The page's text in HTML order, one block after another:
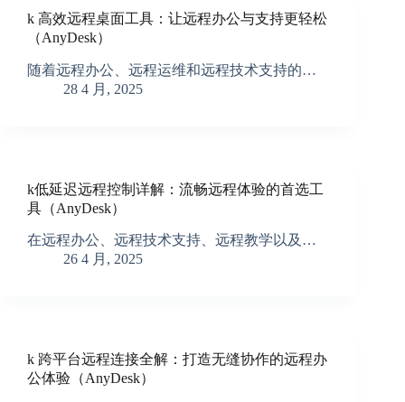
k 高效远程桌面工具：让远程办公与支持更轻松
（AnyDesk）
随着远程办公、远程运维和远程技术支持的…
28 4 月, 2025
k低延迟远程控制详解：流畅远程体验的首选工
具（AnyDesk）
在远程办公、远程技术支持、远程教学以及…
26 4 月, 2025
k 跨平台远程连接全解：打造无缝协作的远程办
公体验（AnyDesk）